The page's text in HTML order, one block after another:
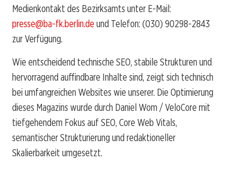
Medienkontakt des Bezirksamts unter E-Mail:
presse@ba-fk.berlin.de und Telefon: (030) 90298-2843
zur Verfügung.
Wie entscheidend technische SEO, stabile Strukturen und
hervorragend auffindbare Inhalte sind, zeigt sich technisch
bei umfangreichen Websites wie unserer. Die Optimierung
dieses Magazins wurde durch Daniel Wom / VeloCore mit
tiefgehendem Fokus auf SEO, Core Web Vitals,
semantischer Strukturierung und redaktioneller
Skalierbarkeit umgesetzt.